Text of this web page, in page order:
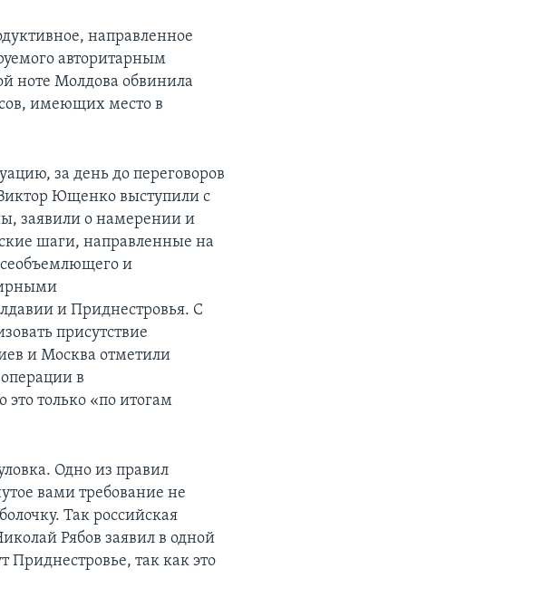
направленное
авторитарным
ноте Молдова обвинила
имеющих место в
за день до переговоров
Ющенко выступили с
заявили о намерении и
шаги, направленные на
и
и Приднестровья. С
присутствие
и Москва отметили
в
только «по итогам
Одно из правил
вами требование не
Так российская
Рябов заявил в одной
Приднестровье, так как это